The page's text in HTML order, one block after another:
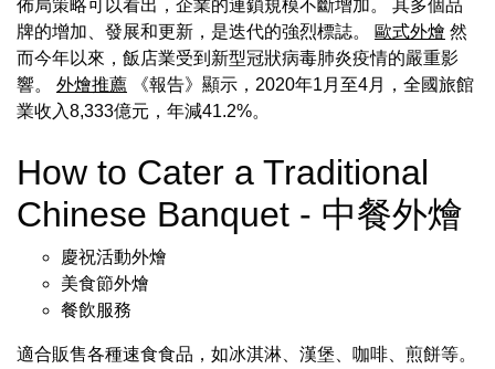
佈局策略可以看出，企業的連鎖規模不斷增加。 其多個品
牌的增加、發展和更新，是迭代的強烈標誌。
歐式外燴 然
而今年以來，飯店業受到新型冠狀病毒肺炎疫情的嚴重影
響。 外燴推薦 《報告》顯示，2020年1月至4月，全國旅館
業收入8,333億元，年減41.2%。
How to Cater a Traditional
Chinese Banquet - 中餐外燴
慶祝活動外燴
美食節外燴
餐飲服務
適合販售各種速食食品，如冰淇淋、漢堡、咖啡、煎餅等。